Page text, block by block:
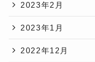
2023年2月
2023年1月
2022年12月